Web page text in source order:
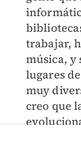
trabajar,
música, y
lugares
muy
creo que